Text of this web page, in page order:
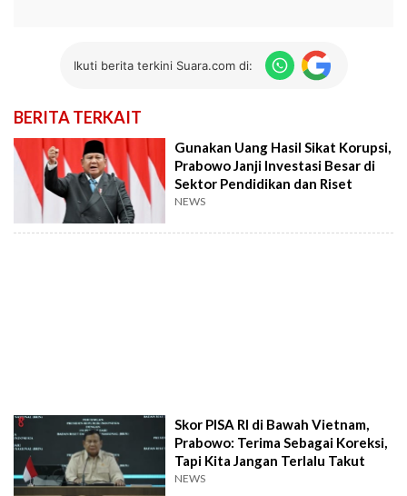
Ikuti berita terkini Suara.com di:
BERITA TERKAIT
Gunakan Uang Hasil Sikat Korupsi,
Prabowo Janji Investasi Besar di
Sektor Pendidikan dan Riset
NEWS
Skor PISA RI di Bawah Vietnam,
Prabowo: Terima Sebagai Koreksi,
Tapi Kita Jangan Terlalu Takut
NEWS